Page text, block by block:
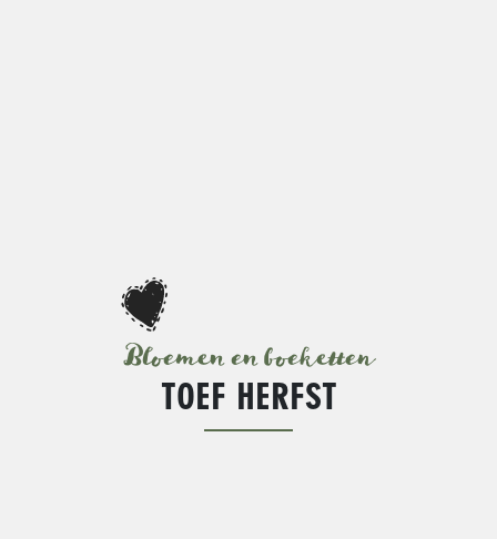
Bloemen en boeketten
TOEF HERFST